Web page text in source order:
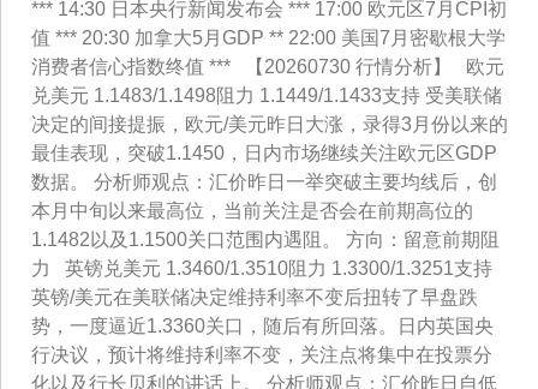
*** 14:30 日本央行新闻发布会 *** 17:00 欧元区7月CPI初
值 *** 20:30 加拿大5月GDP ** 22:00 美国7月密歇根大学
消费者信心指数终值 *** 【20260730 行情分析】 欧元
兑美元 1.1483/1.1498阻力 1.1449/1.1433支持 受美联储
决定的间接提振，欧元/美元昨日大涨，录得3月份以来的
最佳表现，突破1.1450，日内市场继续关注欧元区GDP
数据。 分析师观点：汇价昨日一举突破主要均线后，创
本月中旬以来最高位，当前关注是否会在前期高位的
1.1482以及1.1500关口范围内遇阻。 方向：留意前期阻
力 英镑兑美元 1.3460/1.3510阻力 1.3300/1.3251支持
英镑/美元在美联储决定维持利率不变后扭转了早盘跌
势，一度逼近1.3360关口，随后有所回落。日内英国央
行决议，预计将维持利率不变，关注点将集中在投票分
化以及行长贝利的讲话上。 分析师观点：汇价昨日自低